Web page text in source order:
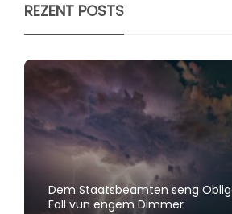
REZENT POSTS
Dem Staatsbeamten seng
Fall vun engem Dimmer